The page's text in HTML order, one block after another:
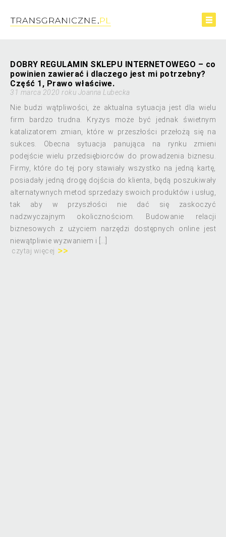
DOBRY REGULAMIN SKLEPU INTERNETOWEGO – co
powinien zawierać i dlaczego jest mi potrzebny?
Część 1, Prawo właściwe.
31 marca 2020 roku Joanna Lubecka
Nie budzi wątpliwości, że aktualna sytuacja jest dla wielu
firm bardzo trudna. Kryzys może być jednak świetnym
katalizatorem zmian, które w przeszłości przełożą się na
sukces. Obecna sytuacja panująca na rynku zmieni
podejście wielu przedsiębiorców do prowadzenia biznesu.
Firmy, które do tej pory stawiały wszystko na jedną kartę,
posiadały jedną drogę dojścia do klienta, będą poszukiwały
alternatywnych metod sprzedaży swoich produktów i usług,
tak aby w przyszłości nie dać się zaskoczyć
nadzwyczajnym okolicznościom. Budowanie relacji
biznesowych z użyciem narzędzi dostępnych online jest
niewątpliwie wyzwaniem i […]
czytaj więcej